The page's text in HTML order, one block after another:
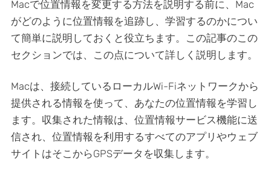
Macで位置情報を変更する方法を説明する前に、Mac
がどのように位置情報を追跡し、学習するのかについ
て簡単に説明しておくと役立ちます。この記事のこの
セクションでは、この点について詳しく説明します。
Macは、接続しているローカルWi-Fiネットワークから
提供される情報を使って、あなたの位置情報を学習し
ます。収集された情報は、位置情報サービス機能に送
信され、位置情報を利用するすべてのアプリやウェブ
サイトはそこからGPSデータを収集します。